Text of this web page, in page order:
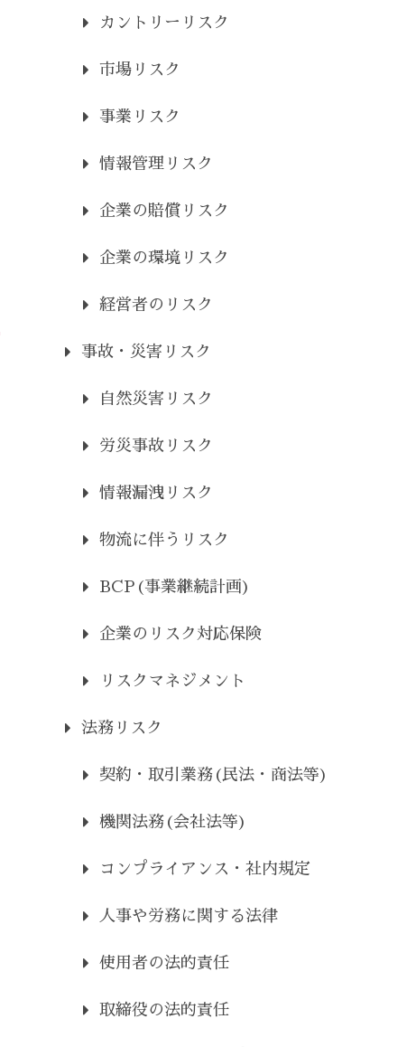
カントリーリスク
市場リスク
事業リスク
情報管理リスク
企業の賠償リスク
企業の環境リスク
経営者のリスク
事故・災害リスク
自然災害リスク
労災事故リスク
情報漏洩リスク
物流に伴うリスク
BCP(事業継続計画)
企業のリスク対応保険
リスクマネジメント
法務リスク
契約・取引業務(民法・商法等)
機関法務(会社法等)
コンプライアンス・社内規定
人事や労務に関する法律
使用者の法的責任
取締役の法的責任